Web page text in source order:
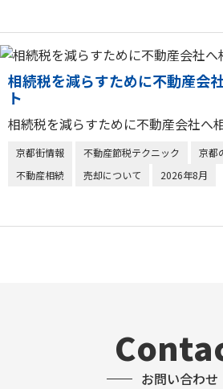
相続税を減らすために不動産会
ト
相続税を減らすために不動産会社へ
京都街情報 不動産節税テクニック
京都
不動産相続
売却について 2026年8月
お問い合わせ